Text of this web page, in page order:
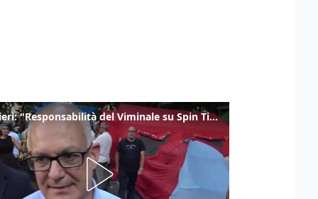
Gualtieri: "Responsabilità del Viminale su Spin Time? La posizione dei partiti è nota"